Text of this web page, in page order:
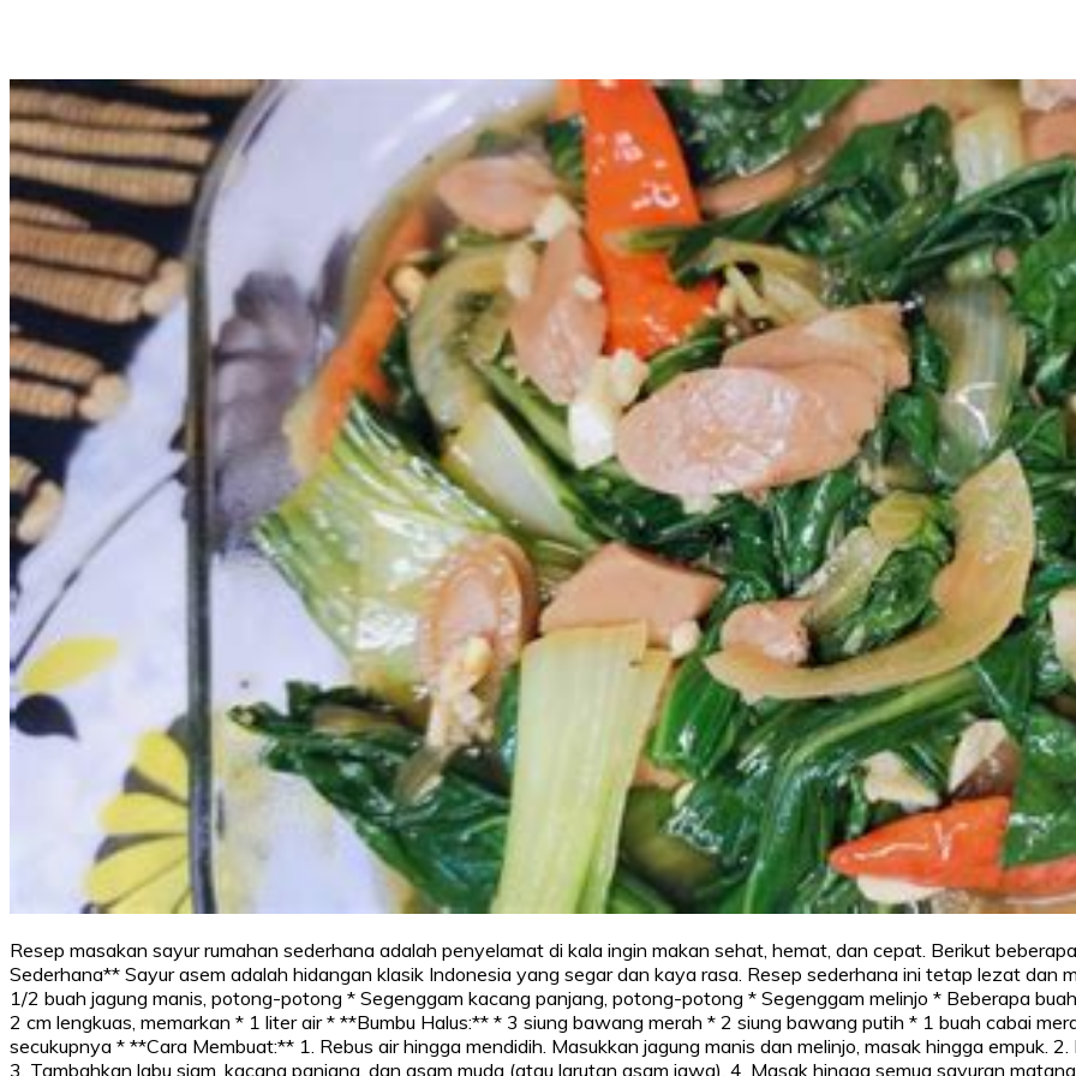
Resep masakan sayur rumahan sederhana adalah penyelamat di kala ingin makan sehat, hemat, dan cepat. Berikut
Sederhana** Sayur asem adalah hidangan klasik Indonesia yang segar dan kaya rasa. Resep sederhana ini tetap lezat dan
1/2 buah jagung manis, potong-potong * Segenggam kacang panjang, potong-potong * Segenggam melinjo * Beberapa
2 cm lengkuas, memarkan * 1 liter air * **Bumbu Halus:** * 3 siung bawang merah * 2 siung bawang putih * 1 buah cabai
secukupnya * **Cara Membuat:** 1. Rebus air hingga mendidih. Masukkan jagung manis dan melinjo, masak hingga empuk.
3. Tambahkan labu siam, kacang panjang, dan asam muda (atau larutan asam jawa). 4. Masak hingga semua sayuran